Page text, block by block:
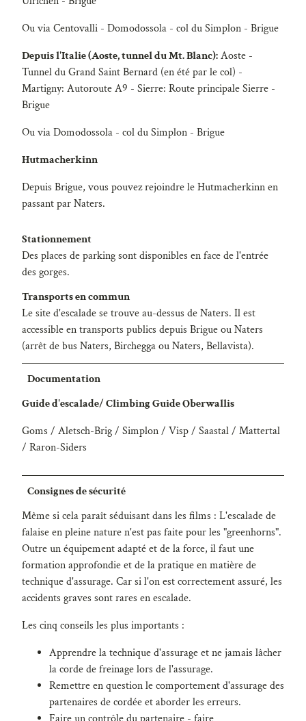
Ou via Centovalli - Domodossola - col du Simplon - Brigue
Depuis l'Italie (Aoste, tunnel du Mt. Blanc):Aoste -
Tunnel du Grand Saint Bernard (en été par le col) -
Martigny: Autoroute A9 - Sierre: Route principale Sierre -
Brigue
Ou via Domodossola - col du Simplon - Brigue
Hutmacherkinn
Depuis Brigue, vous pouvez rejoindre le Hutmacherkinn en
passant par Naters.
Stationnement
Des places de parking sont disponibles en face de l'entrée
des gorges.
Transports en commun
Le site d'escalade se trouve au-dessus de Naters. Il est
accessible en transports publics depuis Brigue ou Naters
(arrêt de bus Naters, Birchegga ou Naters, Bellavista).
Documentation
Guide d'escalade/ Climbing Guide Oberwallis
Goms / Aletsch-Brig / Simplon / Visp / Saastal / Mattertal
/ Raron-Siders
Consignes de sécurité
Même si cela paraît séduisant dans les films : L'escalade de
falaise en pleine nature n'est pas faite pour les "greenhorns".
Outre un équipement adapté et de la force, il faut une
formation approfondie et de la pratique en matière de
technique d'assurage. Car si l'on est correctement assuré, les
accidents graves sont rares en escalade.
Les cinq conseils les plus importants :
Apprendre la technique d'assurage et ne jamais lâcher
la corde de freinage lors de l'assurage.
Remettre en question le comportement d'assurage des
partenaires de cordée et aborder les erreurs.